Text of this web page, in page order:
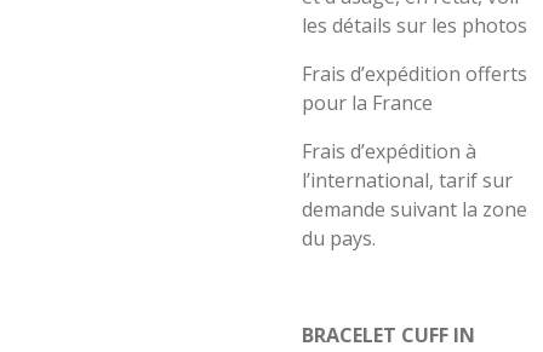
les détails sur les photos
Frais d’expédition offerts
pour la France
Frais d’expédition à
l’international, tarif sur
demande suivant la zone
du pays.
BRACELET CUFF IN